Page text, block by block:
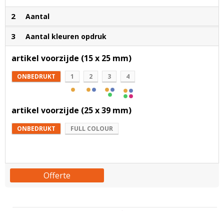
2 Aantal
3 Aantal kleuren opdruk
artikel voorzijde (15 x 25 mm)
ONBEDRUKT 1 2 3 4
artikel voorzijde (25 x 39 mm)
ONBEDRUKT FULL COLOUR
Offerte